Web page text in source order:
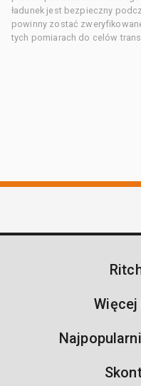
ładunek jest bezpieczny
powinny zostać
tych pomiarach do celów